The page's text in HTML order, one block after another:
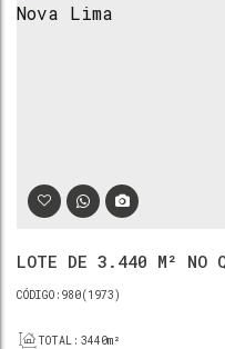
LOTE DE 3.440 M² NO
980(1973)
TOTAL: 3440m²